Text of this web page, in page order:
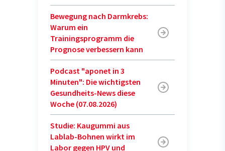
Bewegung nach Darmkrebs:
Warum ein
Trainingsprogramm die
Prognose verbessern kann
Podcast "aponet in 3
Minuten": Die wichtigsten
Gesundheits-News diese
Woche (07.08.2026)
Studie: Kaugummi aus
Lablab-Bohnen wirkt im
Labor gegen HPV und